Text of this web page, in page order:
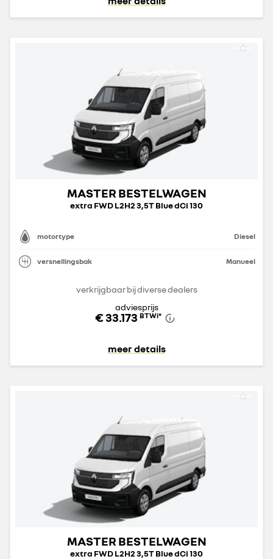
MASTER BESTELWAGEN
extra FWD L2H2 3,5T Blue dCi 130
motortype Diesel
versnellingsbak Manueel
verkrijgbaar bij diverse dealers
adviesprijs
€ 33.173 BTWi*
meer details
MASTER BESTELWAGEN
extra FWD L2H2 3,5T Blue dCi 130